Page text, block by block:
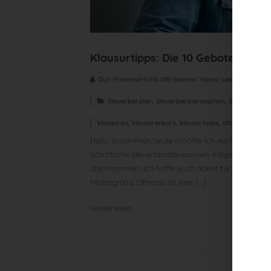
Klausurtipps: Die 10 Gebote zur
Dipl.-Finanzwirt mit StB-Examen Yannic Lebfromm
Steuerberater Steuerberaterexamen
klausuren klausurenkurs klausurtipps stb
Hallo zusammen,heute möchte ich euch für die
schriftliche Steuerberaterexamen mitgeben.
übernommen. Ich hoffe euch damit für die
Hintergrund Oftmals ist eine […]
Weiterlesen